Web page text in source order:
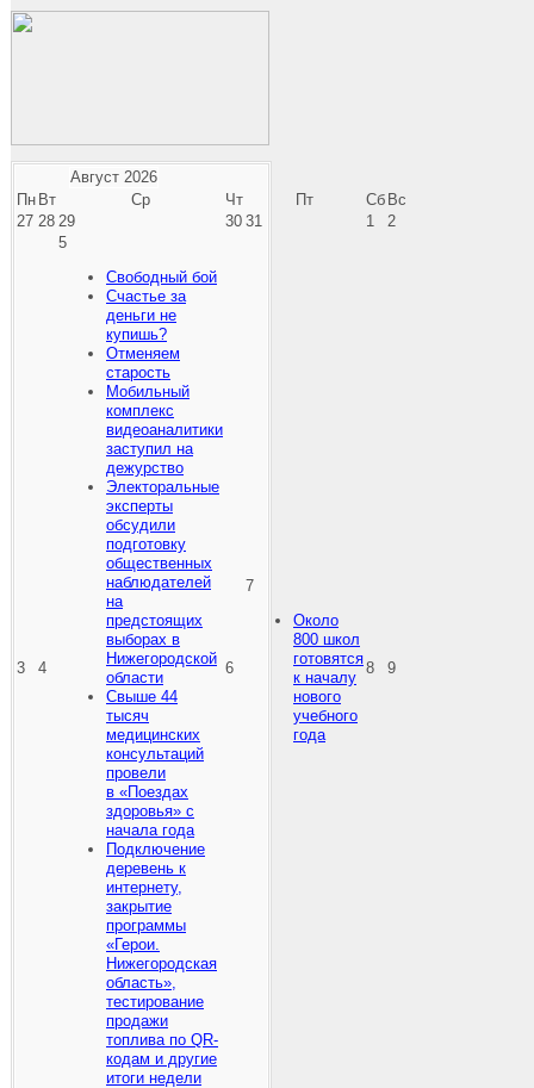
Август 2026
Пн Вт Ср Чт Пт Сб Вс
27 28 29 30 31 1 2
3 4
5
Свободный бой
Счастье за
деньги не
купишь?
Отменяем
старость
Мобильный
комплекс
видеоаналитики
заступил на
дежурство
Электоральные
эксперты
обсудили
подготовку
общественных
наблюдателей
на
предстоящих
выборах в
Нижегородской
области
Свыше 44
тысяч
медицинских
консультаций
провели
в «Поездах
здоровья» с
начала года
Подключение
деревень к
интернету,
закрытие
программы
«Герои.
Нижегородская
область»,
тестирование
продажи
топлива по QR-
кодам и другие
итоги недели
6
7
Около
800 школ
готовятся
к началу
нового
учебного
года
8 9